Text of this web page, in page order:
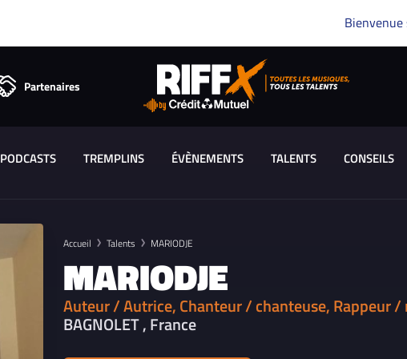
Bienvenue
Partenaires
PODCASTS TREMPLINS ÉVÈNEMENTS TALENTS CONSEILS
Accueil Talents MARIODJE
MARIODJE
Auteur / Autrice, Chanteur / chanteuse, Rappeur /
BAGNOLET , France